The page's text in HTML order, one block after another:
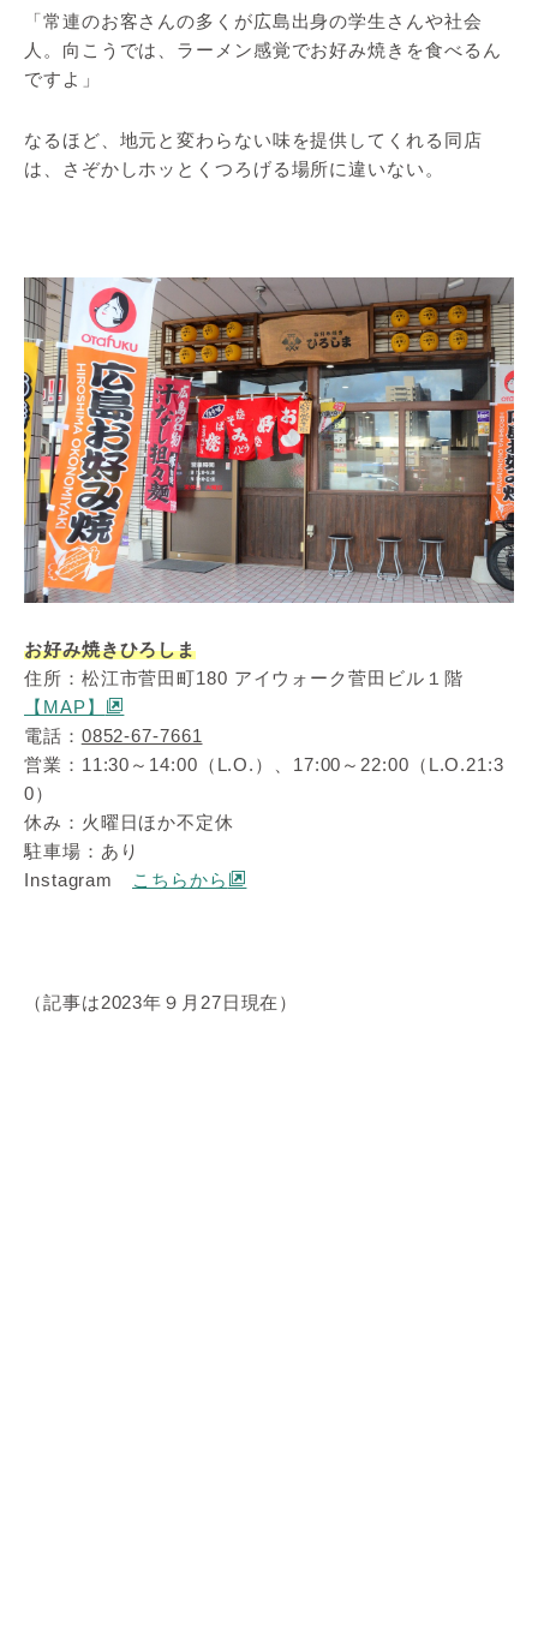
「常連のお客さんの多くが広島出身の学生さんや社会
人。向こうでは、ラーメン感覚でお好み焼きを食べるん
ですよ」
なるほど、地元と変わらない味を提供してくれる同店
は、さぞかしホッとくつろげる場所に違いない。
お好み焼きひろしま
住所：松江市菅田町180 アイウォーク菅田ビル１階
【MAP】
電話： 0852-67-7661
営業：11:30～14:00（L.O.）、17:00～22:00（L.O.21:3
0）
休み：火曜日ほか不定休
駐車場：あり
Instagram
こちらから
（記事は2023年９月27日現在）